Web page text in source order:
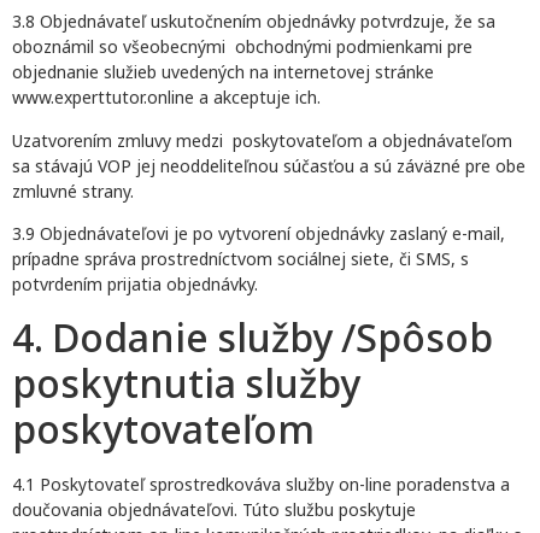
3.8 Objednávateľ uskutočnením objednávky potvrdzuje, že sa
oboznámil so všeobecnými obchodnými podmienkami pre
objednanie služieb uvedených na internetovej stránke
www.experttutor.online a akceptuje ich.
Uzatvorením zmluvy medzi poskytovateľom a objednávateľom
sa stávajú VOP jej neoddeliteľnou súčasťou a sú záväzné pre obe
zmluvné strany.
3.9 Objednávateľovi je po vytvorení objednávky zaslaný e-mail,
prípadne správa prostredníctvom sociálnej siete, či SMS, s
potvrdením prijatia objednávky.
4. Dodanie služby /Spôsob
poskytnutia služby
poskytovateľom
4.1 Poskytovateľ sprostredkováva služby on-line poradenstva a
doučovania objednávateľovi. Túto službu poskytuje